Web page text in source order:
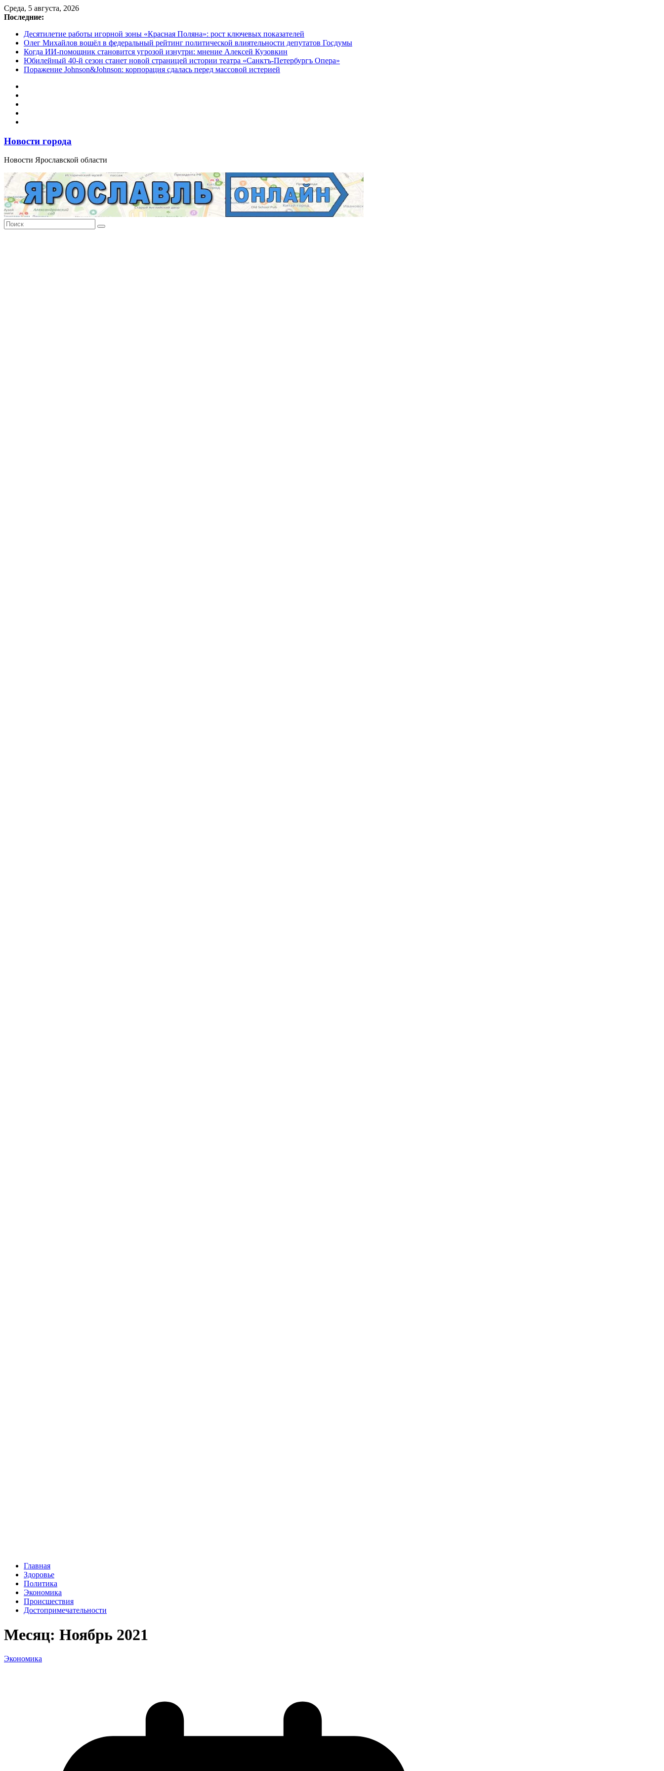
Перейти
к
Среда, 5 августа, 2026
Последние:
Десятилетие работы игорной зоны «Красная Поляна»: рост ключевых показателей
Олег Михайлов вошёл в федеральный рейтинг политической влиятельности депутатов Госдумы
Когда ИИ-помощник становится угрозой изнутри: мнение Алексей Кузовкин
Юбилейный 40-й сезон станет новой страницей истории театра «Санктъ-Петербургъ Опера»
Поражение Johnson&Johnson: корпорация сдалась перед массовой истерией
Новости города
Новости Ярославской области
Главная
Здоровье
Политика
Экономика
Происшествия
Достопримечательности
Месяц: Ноябрь 2021
Экономика